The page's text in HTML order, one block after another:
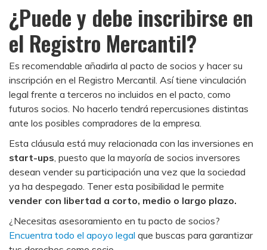
¿Puede y debe inscribirse en
el Registro Mercantil?
Es recomendable añadirla al pacto de socios y hacer su
inscripción en el Registro Mercantil. Así tiene vinculación
legal frente a terceros no incluidos en el pacto, como
futuros socios. No hacerlo tendrá repercusiones distintas
ante los posibles compradores de la empresa.
Esta cláusula está muy relacionada con las inversiones en
start-ups , puesto que la mayoría de socios inversores
desean vender su participación una vez que la sociedad
ya ha despegado. Tener esta posibilidad le permite
vender con libertad a corto, medio o largo plazo.
¿Necesitas asesoramiento en tu pacto de socios?
Encuentra todo el apoyo legal que buscas para garantizar